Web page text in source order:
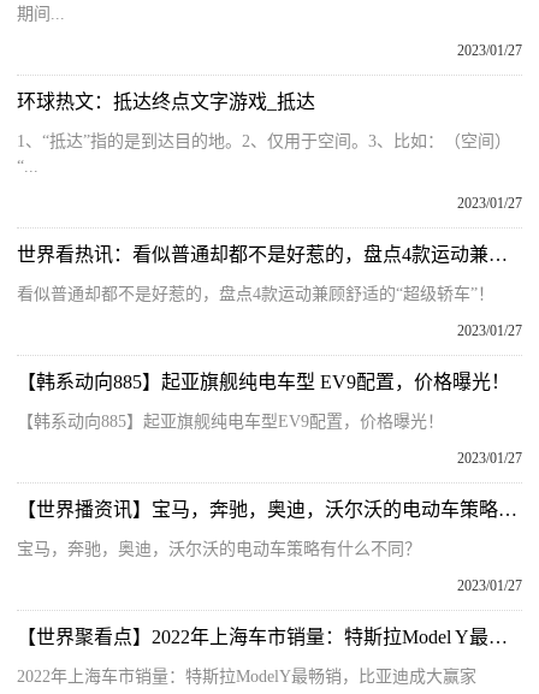
期间...
2023/01/27
环球热文：抵达终点文字游戏_抵达
1、“抵达”指的是到达目的地。2、仅用于空间。3、比如：（空间）
“...
2023/01/27
世界看热讯：看似普通却都不是好惹的，盘点4款运动兼顾舒适的“超级轿车”！
看似普通却都不是好惹的，盘点4款运动兼顾舒适的“超级轿车”！
2023/01/27
【韩系动向885】起亚旗舰纯电车型 EV9配置，价格曝光！
【韩系动向885】起亚旗舰纯电车型EV9配置，价格曝光！
2023/01/27
【世界播资讯】宝马，奔驰，奥迪，沃尔沃的电动车策略有什么不同？
宝马，奔驰，奥迪，沃尔沃的电动车策略有什么不同？
2023/01/27
【世界聚看点】2022年上海车市销量：特斯拉Model Y最畅销，比亚迪成大赢家
2022年上海车市销量：特斯拉ModelY最畅销，比亚迪成大赢家